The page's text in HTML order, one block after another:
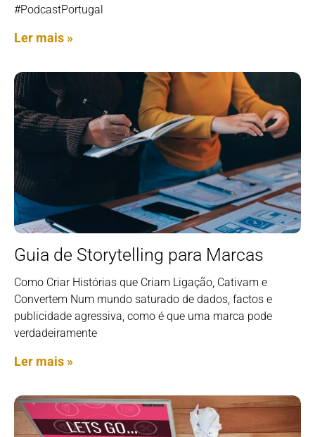
#PodcastPortugal
Ler mais »
Guia de Storytelling para Marcas
Como Criar Histórias que Criam Ligação, Cativam e
Convertem Num mundo saturado de dados, factos e
publicidade agressiva, como é que uma marca pode
verdadeiramente
Ler mais »